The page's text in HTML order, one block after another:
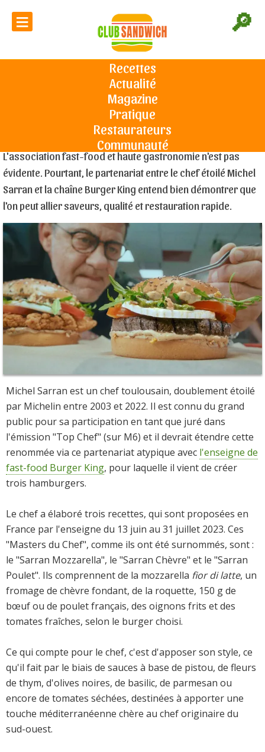
🔎
≡
Recettes
Actualité
Magazine
Pratique
Restaurateurs
Communauté
L'actu du sandwich
Le chef étoilé Michel Sarran crée 3
hamburgers gourmets pour Burger King
Le chef étoilé Michel Sarran crée 3
hamburgers gourmets pour
Burger King
Le 20/06/2023
L'association fast-food et haute gastronomie n'est pas
évidente. Pourtant, le partenariat entre le chef étoilé Michel
Sarran et la chaîne Burger King entend bien démontrer que
l'on peut allier saveurs, qualité et restauration rapide.
Michel Sarran est un chef toulousain, doublement étoilé
par Michelin entre 2003 et 2022. Il est connu du grand
public pour sa participation en tant que juré dans
l'émission "Top Chef" (sur M6) et il devrait étendre cette
renommée via ce partenariat atypique avec l'enseigne de
fast-food Burger King, pour laquelle il vient de créer
trois hamburgers.
Le chef a élaboré trois recettes, qui sont proposées en
France par l'enseigne du 13 juin au 31 juillet 2023. Ces
"Masters du Chef", comme ils ont été surnommés, sont :
le "Sarran Mozzarella", le "Sarran Chèvre" et le "Sarran
Poulet". Ils comprennent de la mozzarella fior di latte, un
fromage de chèvre fondant, de la roquette, 150 g de
bœuf ou de poulet français, des oignons frits et des
tomates fraîches, selon le burger choisi.
Ce qui compte pour le chef, c'est d'apposer son style, ce
qu'il fait par le biais de sauces à base de pistou, de fleurs
de thym, d'olives noires, de basilic, de parmesan ou
encore de tomates séchées, destinées à apporter une
touche méditerranéenne chère au chef originaire du
sud-ouest.